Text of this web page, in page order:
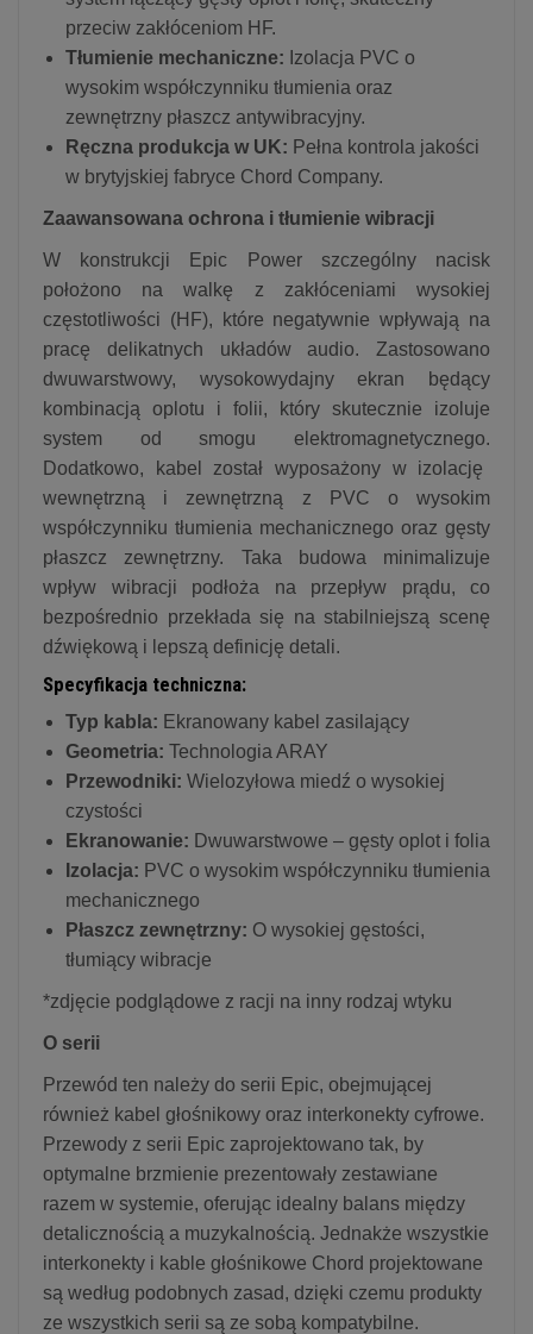
przeciw zakłóceniom HF.
Tłumienie mechaniczne: Izolacja PVC o
wysokim współczynniku tłumienia oraz
zewnętrzny płaszcz antywibracyjny.
Ręczna produkcja w UK: Pełna kontrola jakości
w brytyjskiej fabryce Chord Company.
Zaawansowana ochrona i tłumienie wibracji
W konstrukcji Epic Power szczególny nacisk
położono na walkę z zakłóceniami wysokiej
częstotliwości (HF), które negatywnie wpływają na
pracę delikatnych układów audio. Zastosowano
dwuwarstwowy, wysokowydajny ekran będący
kombinacją oplotu i folii, który skutecznie izoluje
system od smogu elektromagnetycznego.
Dodatkowo, kabel został wyposażony w izolację
wewnętrzną i zewnętrzną z PVC o wysokim
współczynniku tłumienia mechanicznego oraz gęsty
płaszcz zewnętrzny. Taka budowa minimalizuje
wpływ wibracji podłoża na przepływ prądu, co
bezpośrednio przekłada się na stabilniejszą scenę
dźwiękową i lepszą definicję detali.
Specyfikacja techniczna:
Typ kabla: Ekranowany kabel zasilający
Geometria: Technologia ARAY
Przewodniki: Wielozyłowa miedź o wysokiej
czystości
Ekranowanie: Dwuwarstwowe – gęsty oplot i folia
Izolacja: PVC o wysokim współczynniku tłumienia
mechanicznego
Płaszcz zewnętrzny: O wysokiej gęstości,
tłumiący wibracje
*zdjęcie podglądowe z racji na inny rodzaj wtyku
O serii
Przewód ten należy do serii Epic, obejmującej
również kabel głośnikowy oraz interkonekty cyfrowe.
Przewody z serii Epic zaprojektowano tak, by
optymalne brzmienie prezentowały zestawiane
razem w systemie, oferując idealny balans między
detalicznością a muzykalnością. Jednakże wszystkie
interkonekty i kable głośnikowe Chord projektowane
są według podobnych zasad, dzięki czemu produkty
ze wszystkich serii są ze sobą kompatybilne.